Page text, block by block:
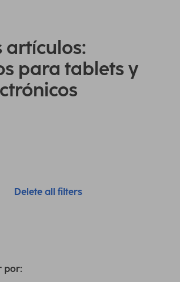
artículos:
para tablets y
Delete all filters
por: